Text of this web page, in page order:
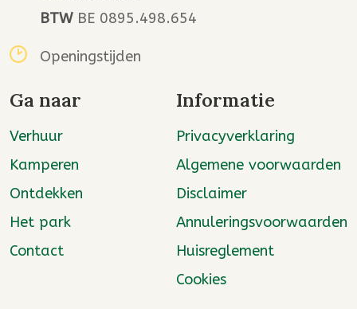
BTWBE 0895.498.654
Openingstijden
Ga naar
Verhuur
Kamperen
Ontdekken
Het park
Contact
Informatie
Privacyverklaring
Algemene voorwaarden
Disclaimer
Annuleringsvoorwaarden
Huisreglement
Cookies